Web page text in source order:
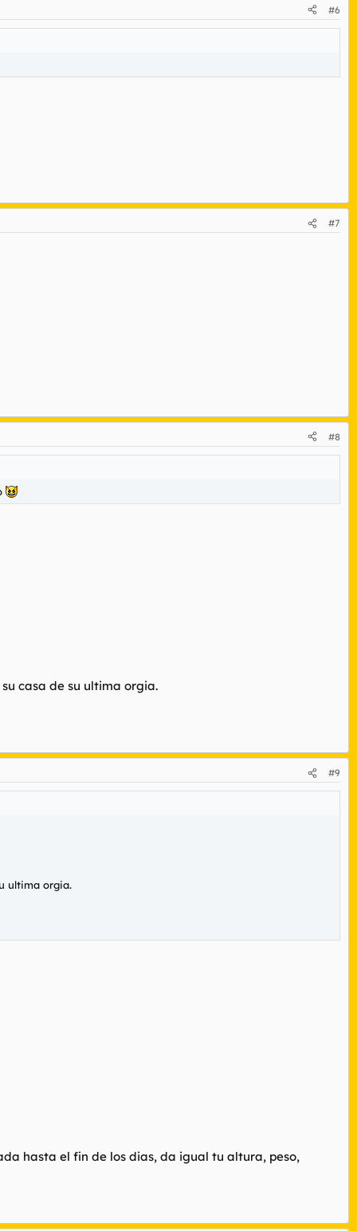
#6
#7
#8
casa de su ultima orgia.
#9
ultima orgia.
hasta el fin de los dias, da igual tu altura, peso,